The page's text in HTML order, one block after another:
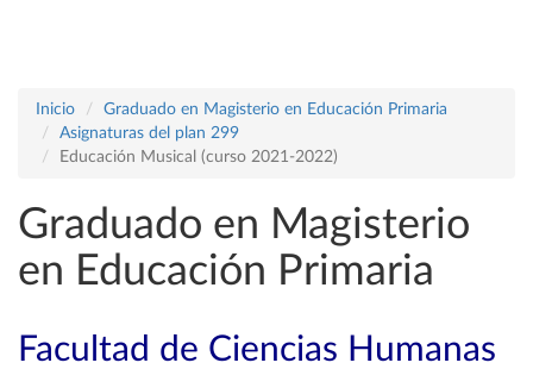
Inicio
Graduado en Magisterio en Educación Primaria
Asignaturas del plan 299
Educación Musical (curso 2021-2022)
Graduado en Magisterio
en Educación Primaria
Facultad de Ciencias Humanas